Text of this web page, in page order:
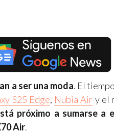
a ser una moda. El
S25 Edge, Nubia Air y el
próximo a sumarse a
Air.